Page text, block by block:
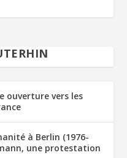
ouverture vers les
à Berlin (1976-
une protestation